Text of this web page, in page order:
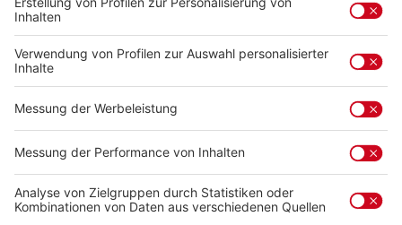
Life is better at the beach - Logikrätsel
mit abwischbarem Stift
Logikrätsel mit ganz besonderes Beach-Vibes.
40 Logikrätsel in sommerlichem Look –
perfekt für alle, die gerne kombinieren und
dabei entspannt bleiben möchten. Die
abwischbaren Karten lassen sich immer wieder
neu lösen, egal ob am Strand, im Garten oder